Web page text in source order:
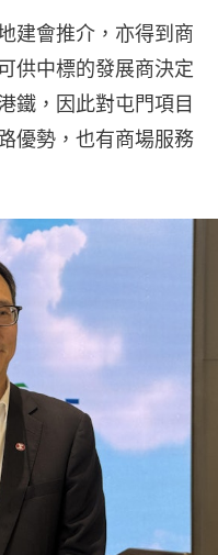
建會推介，亦得到商
供中標的發展商決定
鐵，因此對屯門項目
優勢，也有商場服務